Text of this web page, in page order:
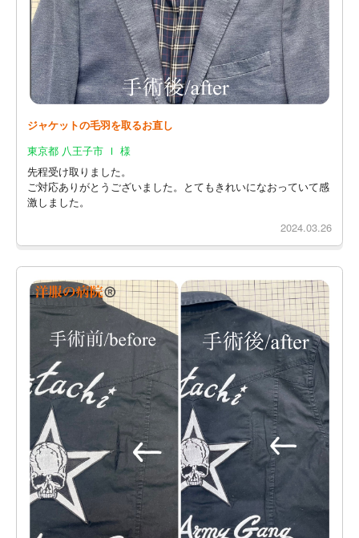
ジャケットの毛羽を取るお直し
東京都 八王子市 Ｉ 様
先程受け取りました。
ご対応ありがとうございました。とてもきれいになおっていて感
激しました。
2024.03.26